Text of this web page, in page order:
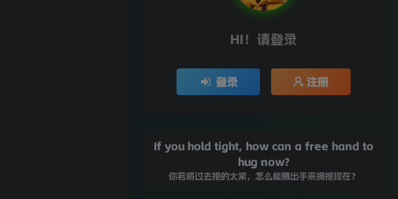
HI！请登录
登录 注册
If you hold tight, how can a free hand to
hug now?
你若将过去抱的太紧，怎么能腾出手来拥抱现在？